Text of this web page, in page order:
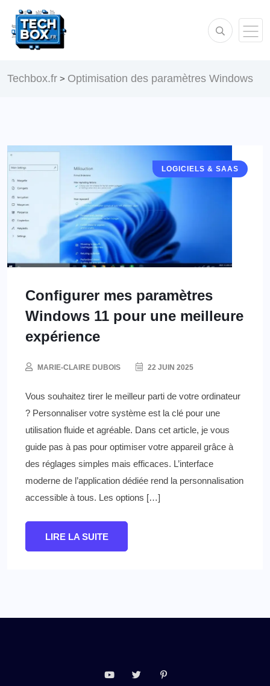
Techbox.fr > Optimisation des paramètres Windows
LOGICIELS & SAAS
Configurer mes paramètres
Windows 11 pour une meilleure
expérience
MARIE-CLAIRE DUBOIS 22 JUIN 2025
Vous souhaitez tirer le meilleur parti de votre ordinateur
? Personnaliser votre système est la clé pour une
utilisation fluide et agréable. Dans cet article, je vous
guide pas à pas pour optimiser votre appareil grâce à
des réglages simples mais efficaces. L’interface
moderne de l’application dédiée rend la personnalisation
accessible à tous. Les options […]
LIRE LA SUITE